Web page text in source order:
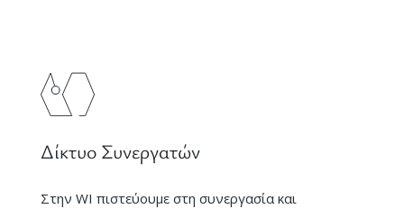
Δίκτυο Συνεργατών
Στην WI πιστεύουμε στη συνεργασία και